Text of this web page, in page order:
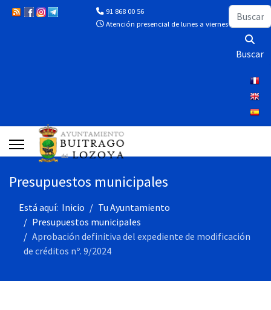
91 868 00 56
Atención presencial de lunes a viernes de 10:00 a
Buscar
Buscar
Presupuestos municipales
Está aquí: Inicio
Tu Ayuntamiento
Presupuestos municipales
Aprobación definitiva del expediente de modificación
de créditos nº. 9/2024